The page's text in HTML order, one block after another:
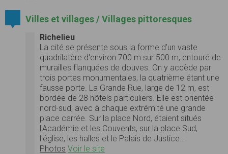
Villes et villages / Villages pittoresques
Richelieu
La cité se présente sous la forme d'un vaste
quadrilatère d'environ 700 m sur 500 m, entouré de
murailles flanquées de douves. On y accède par
trois portes monumentales, la quatrième étant une
fausse porte. La Grande Rue, large de 12 m, est
bordée de 28 hôtels particuliers. Elle est orientée
nord-sud, avec à chaque extrémité une grande
place carrée. Sur la place Nord, étaient situés
l'Académie et les Couvents, sur la place Sud,
l'église, les halles et le Palais de Justice…
Photos Voir le site